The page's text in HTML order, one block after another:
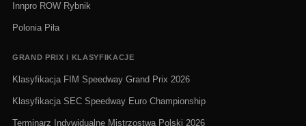
Innpro ROW Rybnik
Polonia Piła
GRAND PRIX I KLASYFIKACJE
Klasyfikacja FIM Speedway Grand Prix 2026
Klasyfikacja SEC Speedway Euro Championship
Terminarz Indywidualne Mistrzostwa Polski 2026